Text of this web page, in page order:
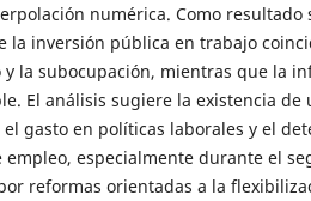
numérica. Como resultado
la inversión pública en trabajo
y la subocupación, mientras que la
El análisis sugiere la existencia de
gasto en políticas laborales y el
empleo, especialmente durante el
reformas orientadas a la